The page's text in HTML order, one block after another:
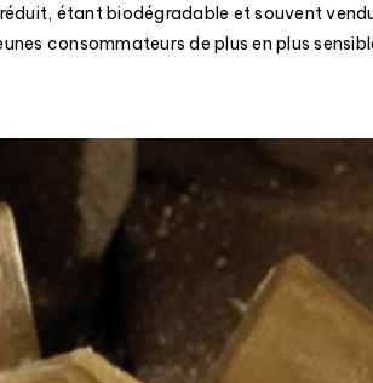
étant biodégradable et souvent
consommateurs de plus en plus